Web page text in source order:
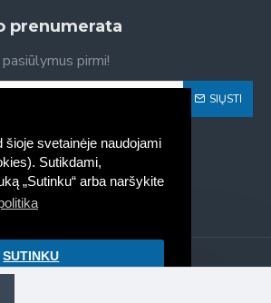
šioje svetainėje naudojami
Sutikdami,
„Sutinku“ arba naršykite
SUTINKU
prenumerata
pirmi!
SIŲSTI
su Privatumo politika
2022